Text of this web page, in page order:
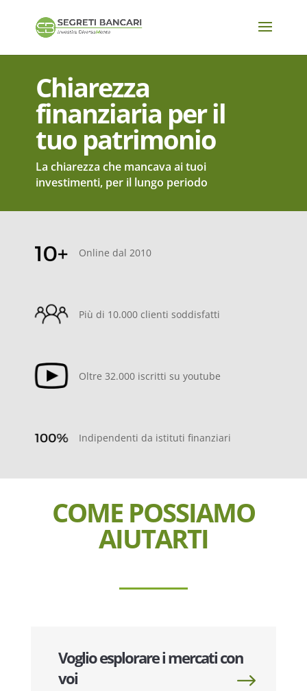
Chiarezza
finanziaria per il
tuo patrimonio
La chiarezza che mancava ai tuoi
investimenti, per il lungo periodo
Online dal 2010
Più di 10.000 clienti soddisfatti
Oltre 32.000 iscritti su youtube
Indipendenti da istituti finanziari
COME POSSIAMO
AIUTARTI
Voglio esplorare i mercati con
voi